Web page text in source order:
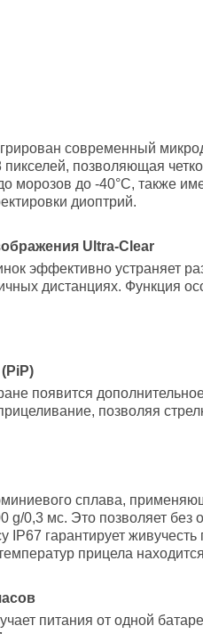
современный
позволяющая
морозов до -40°С, также
диоптрий.
Ultra-Clear
эффективно устраняет
дистанциях. Функция
появится
позволяя
сплава,
0,3 мс. Это позволяет без
IP67 гарантирует
прицела
питания от одной